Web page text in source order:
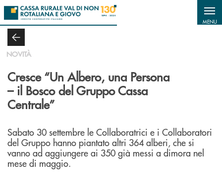
Salta al contenuto principale
MENU
NOVITÀ
Cresce “Un Albero, una Persona
– il Bosco del Gruppo Cassa
Centrale”
Sabato 30 settembre le Collaboratrici e i Collaboratori
del Gruppo hanno piantato altri 364 alberi, che si
vanno ad aggiungere ai 350 già messi a dimora nel
mese di maggio.